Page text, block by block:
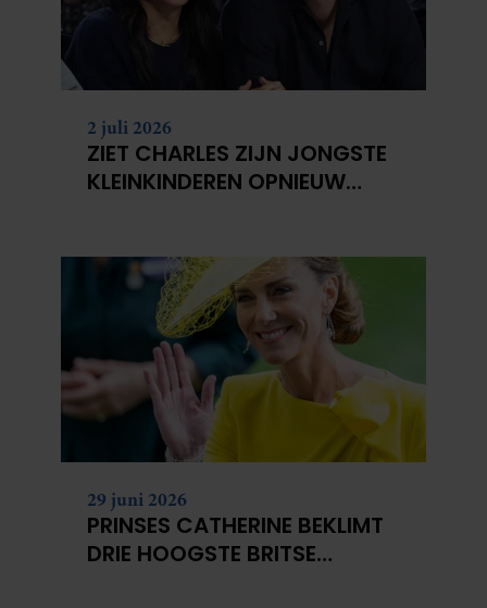
2 juli 2026
ZIET CHARLES ZIJN JONGSTE
KLEINKINDEREN OPNIEUW
29 juni 2026
PRINSES CATHERINE BEKLIMT
DRIE HOOGSTE BRITSE